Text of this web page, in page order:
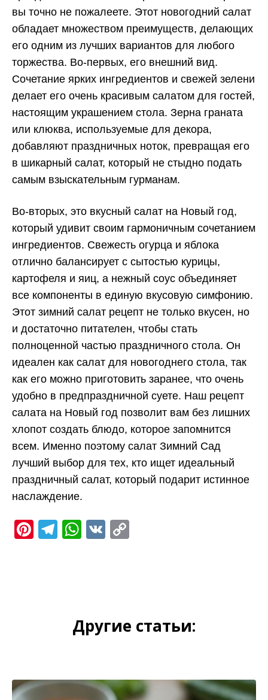
вы точно не пожалеете. Этот новогодний салат
обладает множеством преимуществ, делающих
его одним из лучших вариантов для любого
торжества. Во-первых, его внешний вид.
Сочетание ярких ингредиентов и свежей зелени
делает его очень красивым салатом для гостей,
настоящим украшением стола. Зерна граната
или клюква, используемые для декора,
добавляют праздничных ноток, превращая его
в шикарный салат, который не стыдно подать
самым взыскательным гурманам.
Во-вторых, это вкусный салат на Новый год,
который удивит своим гармоничным сочетанием
ингредиентов. Свежесть огурца и яблока
отлично балансирует с сытостью курицы,
картофеля и яиц, а нежный соус объединяет
все компоненты в единую вкусовую симфонию.
Этот зимний салат рецепт не только вкусен, но
и достаточно питателен, чтобы стать
полноценной частью праздничного стола. Он
идеален как салат для новогоднего стола, так
как его можно приготовить заранее, что очень
удобно в предпраздничной суете. Наш рецепт
салата на Новый год позволит вам без лишних
хлопот создать блюдо, которое запомнится
всем. Именно поэтому салат Зимний Сад
лучший выбор для тех, кто ищет идеальный
праздничный салат, который подарит истинное
наслаждение.
Pinterest
Telegram
WhatsApp
VK
Другие статьи: